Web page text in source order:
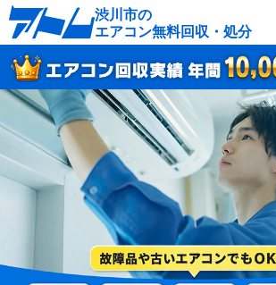
渋川市の
エアコン無料回収・処分
サービスの特徴 回収
対応エリア
よくあるご質問
渋川市へ無料出張